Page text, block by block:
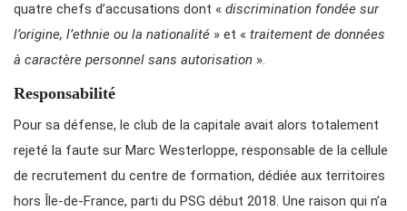
quatre chefs d’accusations dont « discrimination fondée sur
l’origine, l’ethnie ou la nationalité » et « traitement de données
à caractère personnel sans autorisation ».
Responsabilité
Pour sa défense, le club de la capitale avait alors totalement
rejeté la faute sur Marc Westerloppe, responsable de la cellule
de recrutement du centre de formation, dédiée aux territoires
hors Île-de-France, parti du PSG début 2018. Une raison qui n’a